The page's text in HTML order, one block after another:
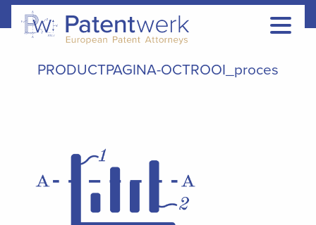
PRODUCTPAGINA-OCTROOI_proces